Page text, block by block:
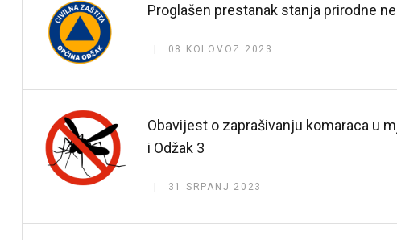
Proglašen prestanak stanja prirodne
08 KOLOVOZ 2023
Obavijest o zaprašivanju komaraca u
i Odžak 3
31 SRPANJ 2023